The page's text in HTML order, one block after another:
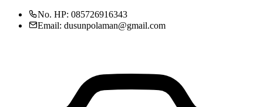
No. HP: 085726916343
Email: dusunpolaman@gmail.com